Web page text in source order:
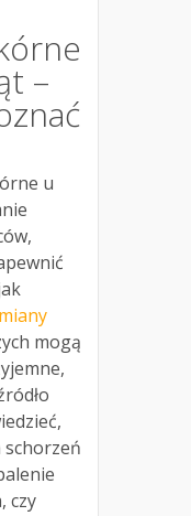
–
u
mogą
schorzeń
czy